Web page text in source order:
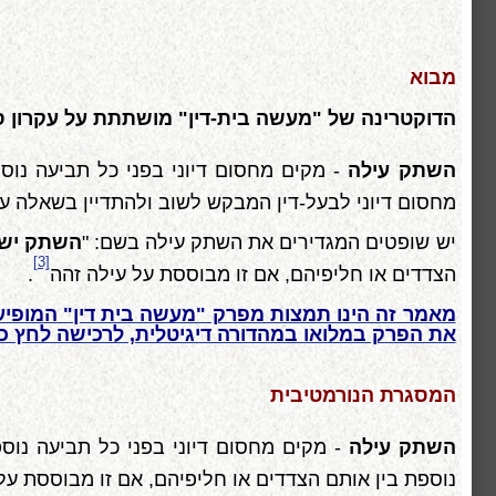
מבוא
הדוקטרינה של "מעשה בית-דין" מושתתת על עקרון
השתק עילה - מקים מחסום דיוני בפני כל תביעה
מחסום דיוני לבעל-דין המבקש לשוב ולהתדיין בשאלה
יש שופטים המגדירים את השתק עילה בשם: "השתק
הצדדים או חליפיהם, אם זו מבוססת על עילה זהה
[3]
.
מאמר זה הינו תמצות מפרק "מעשה בית דין"
את הפרק במלואו במהדורה דיגיטלית, לרכישה לחץ
המסגרת הנורמטיבית
השתק עילה - מקים מחסום דיוני בפני כל תביעה
נוספת בין אותם הצדדים או חליפיהם, אם זו מבוססת